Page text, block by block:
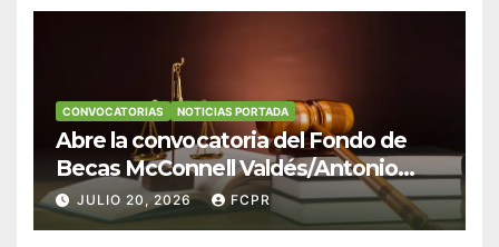
CONVOCATORIAS NOTICIAS PORTADA
Abre la convocatoria del Fondo de
Becas McConnell Valdés/Antonio
Escudero Viera para estudiantes de
Derecho en Puerto Rico
JULIO 20, 2026 FCPR